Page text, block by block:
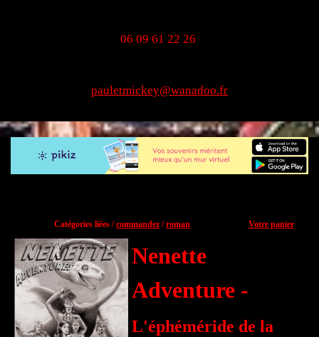
06 09 61 22 26
pauletmickey@wanadoo.fr
Catégories liées /commandez /roman Votre panier
Nenette
Adventure -
L'éphéméride de la